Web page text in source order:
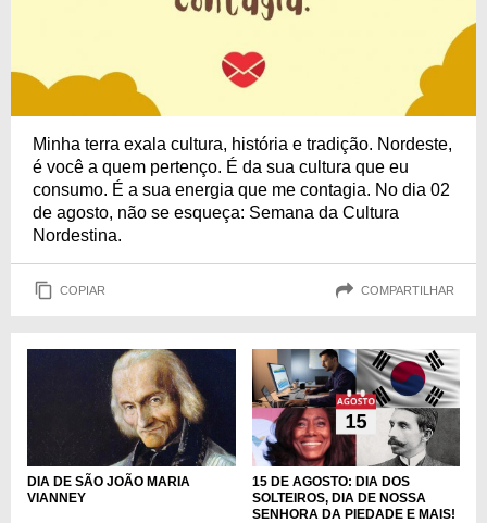
Minha terra exala cultura, história e tradição. Nordeste,
é você a quem pertenço. É da sua cultura que eu
consumo. É a sua energia que me contagia. No dia 02
de agosto, não se esqueça: Semana da Cultura
Nordestina.
COPIAR COMPARTILHAR
DIA DE SÃO JOÃO MARIA
VIANNEY
15 DE AGOSTO: DIA DOS
SOLTEIROS, DIA DE NOSSA
SENHORA DA PIEDADE E MAIS!